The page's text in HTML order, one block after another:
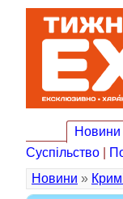
Новини
Суспільство
Новини »